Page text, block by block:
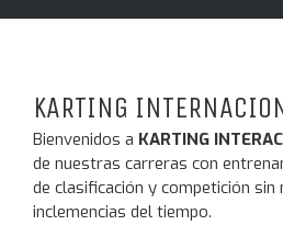
KARTING
Bienvenidos a KARTING
de nuestras carreras con
de clasificación y competición sin
inclemencias del tiempo.